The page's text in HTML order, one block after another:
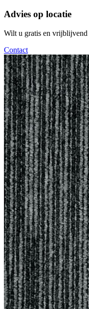
Advies op locatie
Wilt u gratis en vrijblijvend
Contact